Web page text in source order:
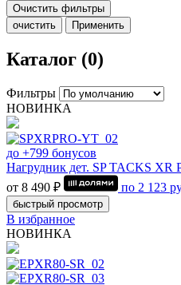
Очистить фильтры
очистить
Применить
Каталог (0)
Фильтры
НОВИНКА
до +799 бонусов
Нагрудник дет. SP TACKS XR
от 8 490 ₽
по 2 123
быстрый просмотр
В избранное
НОВИНКА